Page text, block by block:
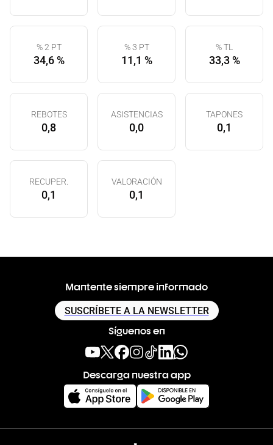
% 2 PT
34,6 %
% 3 PT
11,1 %
% TL
33,3 %
REBOTES
0,8
ASISTENCIAS
0,0
TAPONES
0,1
RECUPER.
0,1
VALORACIÓN
0,1
Mantente siempre informado
SUSCRÍBETE A LA NEWSLETTER
Síguenos en
Descarga nuestra app